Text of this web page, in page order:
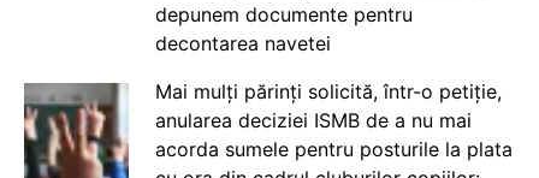
depunem documente pentru
decontarea navetei
Mai mulți părinți solicită, într-o petiție,
anularea deciziei ISMB de a nu mai
acorda sumele pentru posturile la plata